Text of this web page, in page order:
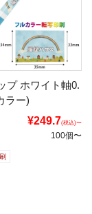
プ ホワイト軸0.
ラー)
¥249.7(税込)〜
100個〜